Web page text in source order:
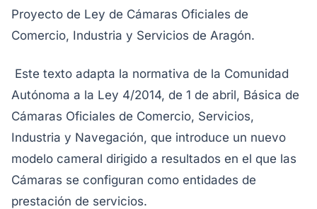
Proyecto de Ley de Cámaras Oficiales de
Comercio, Industria y Servicios de Aragón.
Este texto adapta la normativa de la Comunidad
Autónoma a la Ley 4/2014, de 1 de abril, Básica de
Cámaras Oficiales de Comercio, Servicios,
Industria y Navegación, que introduce un nuevo
modelo cameral dirigido a resultados en el que las
Cámaras se configuran como entidades de
prestación de servicios.